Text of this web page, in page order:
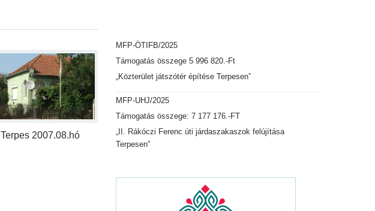
Terpes 2007.08.hó
MFP-ÖTIFB/2025
Támogatás összege 5 996 820.-Ft
„Közterület játszótér építése Terpesen”
MFP-UHJ/2025
Támogatás összege: 7 177 176.-FT
„II. Rákóczi Ferenc úti járdaszakaszok felújítása
Terpesen”